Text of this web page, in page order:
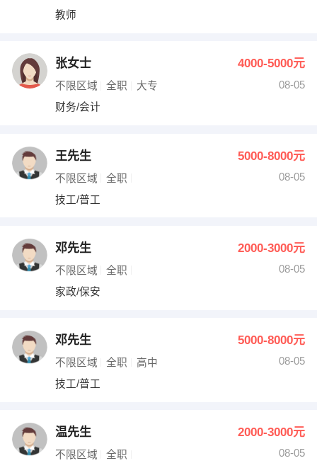
教师
张女士 4000-5000元
不限区域 全职 大专
08-05
财务/会计
王先生 5000-8000元
不限区域 全职
08-05
技工/普工
邓先生 2000-3000元
不限区域 全职
08-05
家政/保安
邓先生 5000-8000元
不限区域 全职 高中
08-05
技工/普工
温先生 2000-3000元
不限区域 全职
08-05